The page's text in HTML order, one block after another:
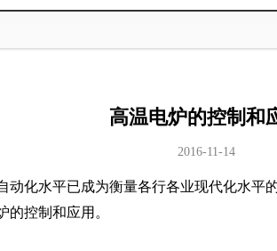
高温电炉的控制和
2016-11-14
动化水平已成为衡量各行各业现代化水平
的控制和应用。